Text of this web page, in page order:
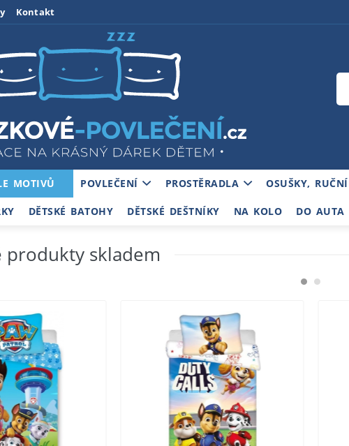
Kontakt
MOTIVŮ POVLEČENÍ PROSTĚRADLA OSUŠKY,
DĚTSKÉ BATOHY DĚTSKÉ DEŠTNÍKY NA KOLO DO AUTA
produkty skladem